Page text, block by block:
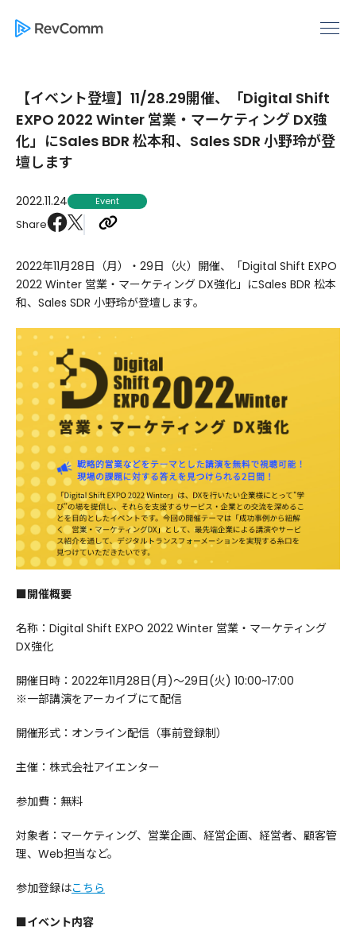
【イベント登壇】11/28.29開催、「Digital Shift
EXPO 2022 Winter 営業・マーケティング DX強
化」にSales BDR 松本和、Sales SDR 小野玲が登
壇します
2022.11.24 Event
Share
2022年11月28日（月）・29日（火）開催、「Digital Shift EXPO
2022 Winter 営業・マーケティング DX強化」にSales BDR 松本
和、Sales SDR 小野玲が登壇します。
■開催概要
名称：Digital Shift EXPO 2022 Winter 営業・マーケティング
DX強化
開催日時：2022年11月28日(月)〜29日(火) 10:00~17:00
※一部講演をアーカイブにて配信
開催形式：オンライン配信（事前登録制）
主催：株式会社アイエンター
参加費：無料
対象者：マーケティング、営業企画、経営企画、経営者、顧客管
理、Web担当など。
参加登録はこちら
■イベント内容